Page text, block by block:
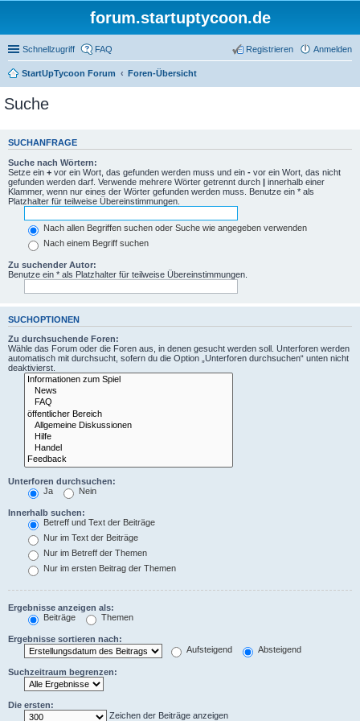
forum.startuptycoon.de
Schnellzugriff FAQ Anmelden
Registrieren
StartUpTycoon Forum Foren-Übersicht
Suche
SUCHANFRAGE
Suche nach Wörtern:
Setze ein + vor ein Wort, das gefunden werden muss und ein - vor ein Wort, das nicht
gefunden werden darf. Verwende mehrere Wörter getrennt durch | innerhalb einer
Klammer, wenn nur eines der Wörter gefunden werden muss. Benutze ein * als
Platzhalter für teilweise Übereinstimmungen.
Nach allen Begriffen suchen oder Suche wie angegeben verwenden
Nach einem Begriff suchen
Zu suchender Autor:
Benutze ein * als Platzhalter für teilweise Übereinstimmungen.
SUCHOPTIONEN
Zu durchsuchende Foren:
Wähle das Forum oder die Foren aus, in denen gesucht werden soll. Unterforen werden
automatisch mit durchsucht, sofern du die Option „Unterforen durchsuchen“ unten nicht
deaktivierst.
Unterforen durchsuchen:
Ja
Nein
Innerhalb suchen:
Betreff und Text der Beiträge
Nur im Text der Beiträge
Nur im Betreff der Themen
Nur im ersten Beitrag der Themen
Ergebnisse anzeigen als:
Beiträge
Themen
Ergebnisse sortieren nach:
Aufsteigend
Absteigend
Suchzeitraum begrenzen:
Die ersten:
Zeichen der Beiträge anzeigen